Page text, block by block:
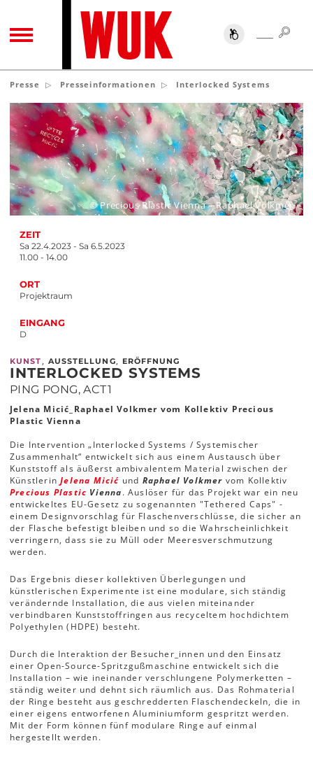
TOGGLE NAVIGATION SUCHE
Presse Presseinformationen Interlocked Systems
ZEIT
Sa 22.4.2023 - Sa 6.5.2023
11.00 - 14.00
ORT
Projektraum
EINGANG
D
© Precious Plastic Vienna – Raphael Volkmer
KUNST , AUSSTELLUNG, ERÖFFNUNG
INTERLOCKED SYSTEMS
PING PONG, ACT1
Jelena Micić_Raphael Volkmer vom Kollektiv Precious
Plastic Vienna
Die Intervention „Interlocked Systems / Systemischer
Zusammenhalt“ entwickelt sich aus einem Austausch über
Kunststoff als äußerst ambivalentem Material zwischen der
KünstlerinJelena Micić und Raphael Volkmer vom Kollektiv
Precious Plastic Vienna. Auslöser für das Projekt war ein neu
entwickeltes EU-Gesetz zu sogenannten "Tethered Caps" -
einem Designvorschlag für Flaschenverschlüsse, die sicher an
der Flasche befestigt bleiben und so die Wahrscheinlichkeit
verringern, dass sie zu Müll oder Meeresverschmutzung
werden.
Das Ergebnis dieser kollektiven Überlegungen und
künstlerischen Experimente ist eine modulare, sich ständig
verändernde Installation, die aus vielen miteinander
verbindbaren Kunststoffringen aus recyceltem hochdichtem
Polyethylen (HDPE) besteht.
Durch die Interaktion der Besucher_innen und den Einsatz
einer Open-Source-Spritzgußmaschine entwickelt sich die
Installation – wie ineinander verschlungene Polymerketten –
ständig weiter und dehnt sich räumlich aus. Das Rohmaterial
der Ringe besteht aus geschredderten Flaschendeckeln, die in
einer eigens entworfenen Aluminiumform gespritzt werden.
Mit der Form können fünf modulare Ringe auf einmal
hergestellt werden.